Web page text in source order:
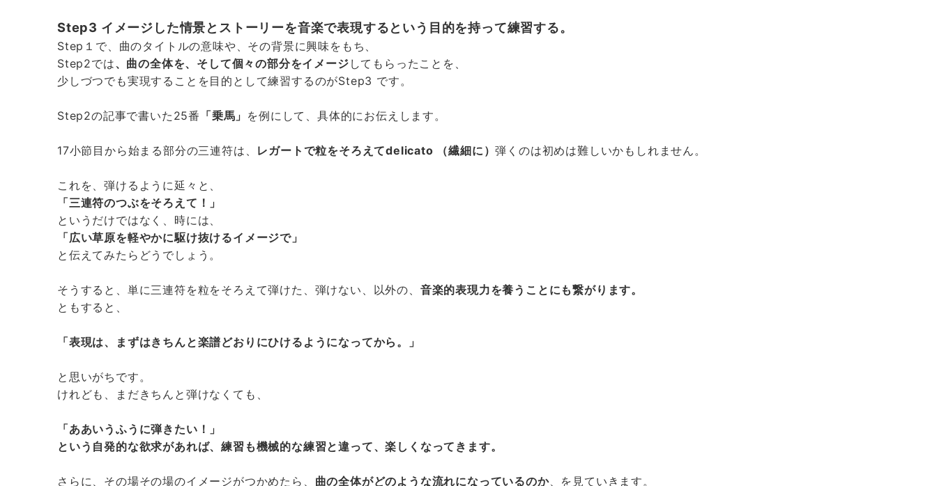
Step3 イメージした情景とストーリーを音楽で表現するという目的を持って練習する。
Step１で、曲のタイトルの意味や、その背景に興味をもち、
Step2では、曲の全体を、そして個々の部分をイメージ してもらったことを、
少しづつでも実現することを目的として練習するのがStep3 です。
Step2の記事で書いた25番 「乗馬」 を例にして、具体的にお伝えします。
17小節目から始まる部分の三連符は、 レガートで粒をそろえてdelicato （繊細に）弾くのは初めは難しいかもしれません。
これを、弾けるように延々と、
「三連符のつぶをそろえて！」
というだけではなく、時には、
「広い草原を軽やかに駆け抜けるイメージで」
と伝えてみたらどうでしょう。
そうすると、単に三連符を粒をそろえて弾けた、弾けない、以外の、 音楽的表現力を養うことにも繋がります。
ともすると、
「表現は、まずはきちんと楽譜どおりにひけるようになってから。」
と思いがちです。
けれども、まだきちんと弾けなくても、
「ああいうふうに弾きたい！」
という自発的な欲求があれば、練習も機械的な練習と違って、楽しくなってきます。
さらに、その場その場のイメージがつかめたら、 曲の全体がどのような流れになっているのか、を見ていきます。